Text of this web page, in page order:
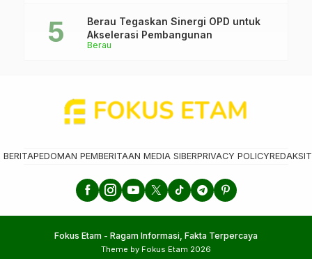
Berau
Berau Tegaskan Sinergi OPD untuk
Akselerasi Pembangunan
BERITAPEDOMAN PEMBERITAAN MEDIA SIBERPRIVACY POLICYREDAKSI
Fokus Etam - Ragam Informasi, Fakta Terpercaya
Theme by Fokus Etam 2026